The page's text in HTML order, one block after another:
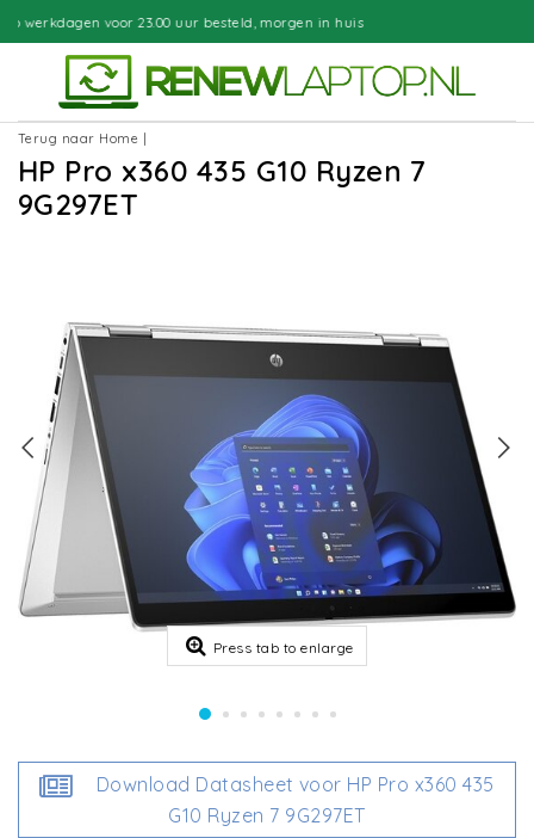
besteld, morgen in huis
Terug naar Home
HP Pro x360 435 G10 Ryzen 7
9G297ET
Press tab to enlarge
Download Datasheet voor HP Pro x360 435
G10 Ryzen 7 9G297ET